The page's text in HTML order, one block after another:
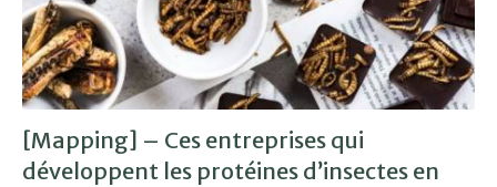
[Mapping] – Ces entreprises qui
développent les protéines d’insectes en